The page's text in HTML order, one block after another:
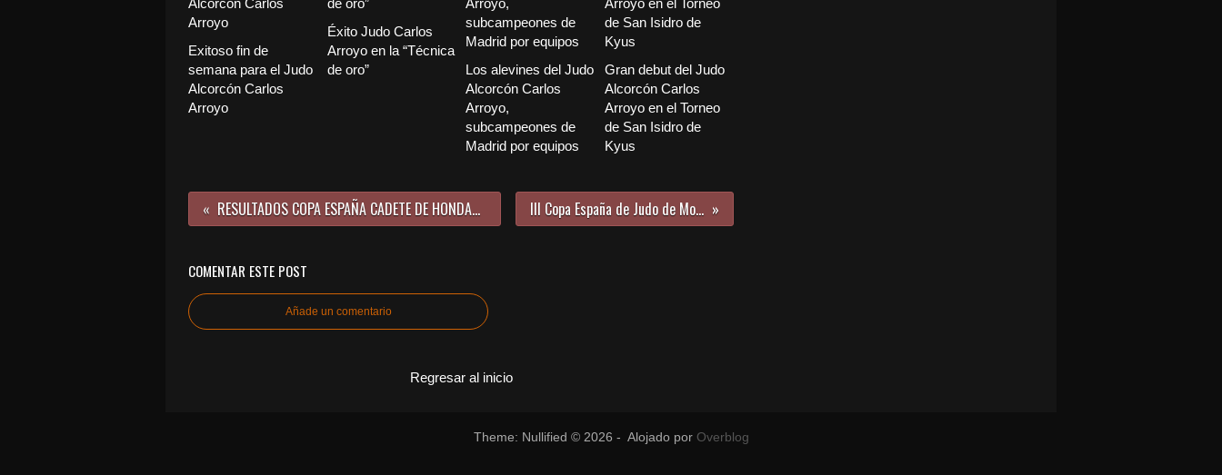
Exitoso fin de
semana para el Judo
Alcorcón Carlos
Arroyo
Éxito Judo Carlos
Arroyo en la “Técnica
de oro”
Los alevines del Judo
Alcorcón Carlos
Arroyo,
subcampeones de
Madrid por equipos
Gran debut del Judo
Alcorcón Carlos
Arroyo en el Torneo
de San Isidro de
Kyus
RESULTADOS COPA ESPAÑA CADETE DE HONDARRIBIA III Copa España de Judo de Montijo
COMENTAR ESTE POST
Añade un comentario
Regresar al inicio
Theme: Nullified © 2026 - Alojado por Overblog